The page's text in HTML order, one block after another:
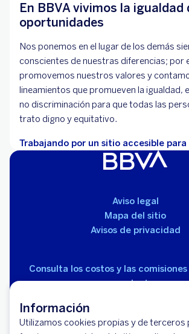
Información
Utilizamos cookies propias y de terceros
En BBVA vivimos la igualdad
oportunidades
Nos ponemos en el lugar de los demás
conscientes de nuestras diferencias; por
promovemos nuestros valores y
lineamientos que promueven la igualdad,
no discriminación para que todas las
trato digno y equitativo.
Trabajando por un sitio accesible para
Aviso legal
Mapa del sitio
Avisos de privacidad
Consulta los costos y las
productos